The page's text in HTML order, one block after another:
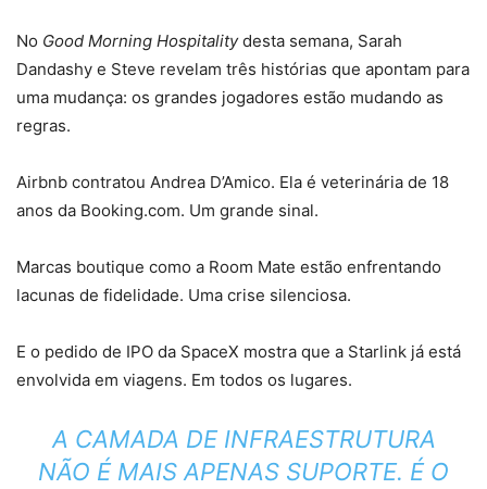
No Good Morning Hospitalitydesta semana, Sarah
Dandashy e Steve revelam três histórias que apontam para
uma mudança: os grandes jogadores estão mudando as
regras.
Airbnb contratou Andrea D’Amico. Ela é veterinária de 18
anos da Booking.com. Um grande sinal.
Marcas boutique como a Room Mate estão enfrentando
lacunas de fidelidade. Uma crise silenciosa.
E o pedido de IPO da SpaceX mostra que a Starlink já está
envolvida em viagens. Em todos os lugares.
A CAMADA DE INFRAESTRUTURA
NÃO É MAIS APENAS SUPORTE. É O